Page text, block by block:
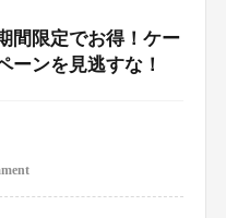
間限定でお得！ケー
ーンを見逃すな！